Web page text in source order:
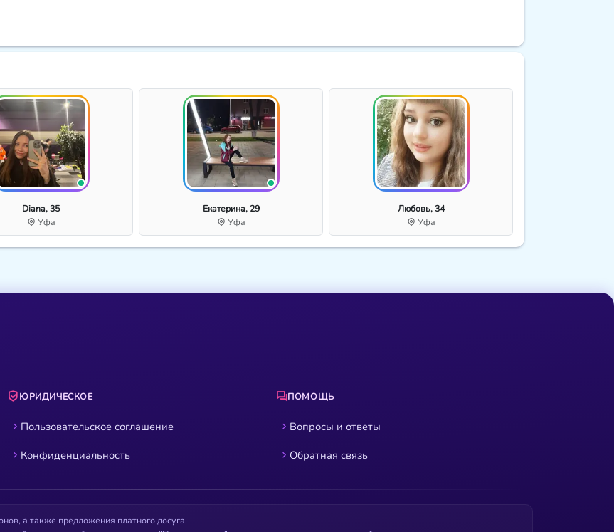
Diana, 35
Уфа
Екатерина, 29
Уфа
Любовь, 34
Уфа
ЮРИДИЧЕСКОЕ
Пользовательское соглашение
Конфиденциальность
ПОМОЩЬ
Вопросы и ответы
Обратная связь
а также предложения платного досуга.